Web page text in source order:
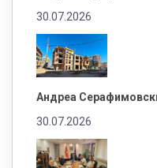
30.07.2026
Андреа
30.07.2026